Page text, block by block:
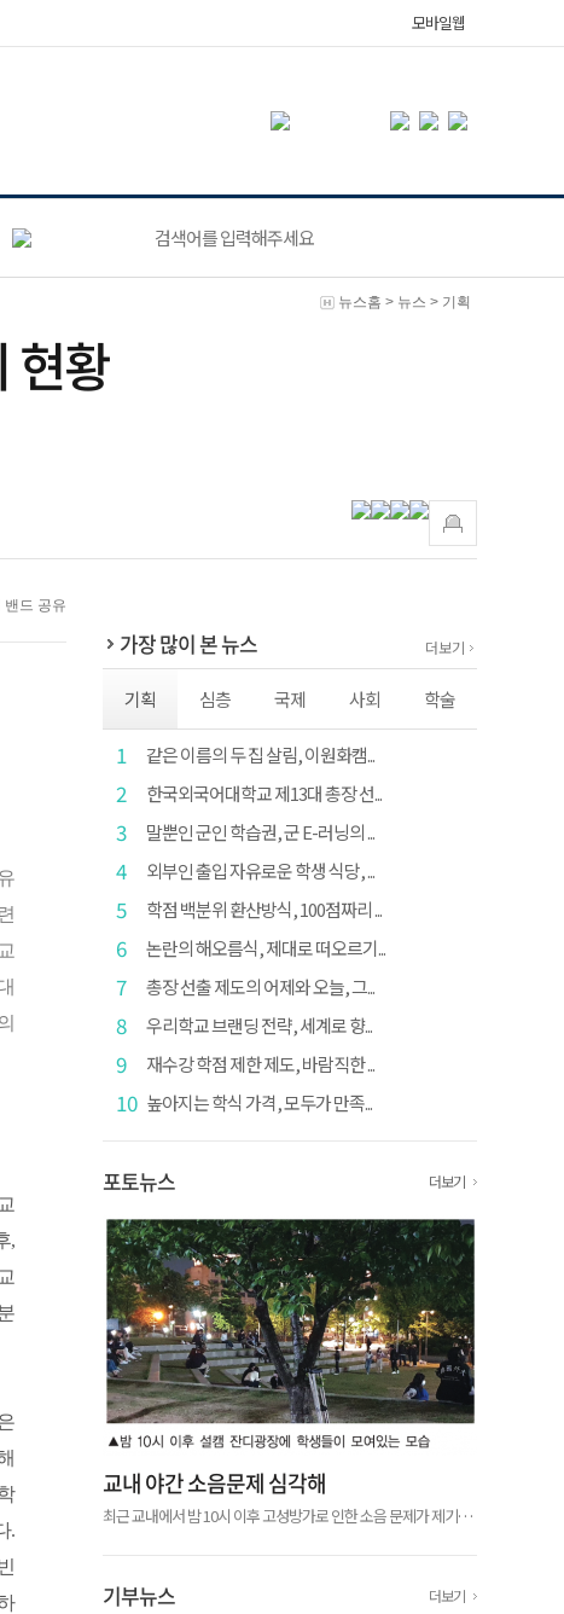
모바일웹
뉴스홈 > 뉴스 > 기획
현황
,
.
가장 많이 본 뉴스
기획 심층 국제 사회 학술
더보기
1 같은 이름의 두 집 살림, 이원화캠...
2 한국외국어대학교 제13대 총장 선...
3 말뿐인 군인 학습권, 군 E-러닝의 ...
4 외부인 출입 자유로운 학생 식당, ...
5 학점 백분위 환산방식, 100점짜리 ...
6 논란의 해오름식, 제대로 떠오르기...
7 총장 선출 제도의 어제와 오늘, 그...
8 우리학교 브랜딩 전략, 세계로 향...
9 재수강 학점 제한 제도, 바람직한 ...
10 높아지는 학식 가격, 모두가 만족...
포토뉴스 더보기
교내 야간 소음문제 심각해
최근 교내에서 밤 10시 이후 고성방가로 인한 소음 문제가 제기됐
편을 표하는 글...
기부뉴스 더보기